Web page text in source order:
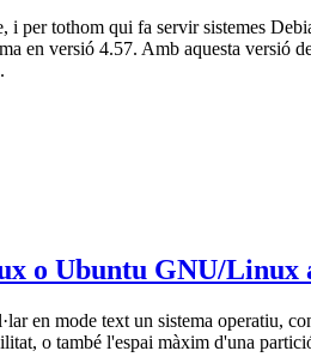
i per tothom qui fa servir sistemes
en versió 4.57. Amb aquesta versió
o Ubuntu GNU/
en mode text un sistema operatiu,
o també l'espai màxim d'una